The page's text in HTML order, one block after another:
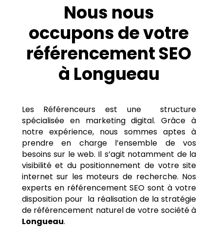
Nous nous
occupons de votre
référencement SEO
à Longueau
Les Référenceurs est une structure
spécialisée en marketing digital. Grâce à
notre expérience, nous sommes aptes à
prendre en charge l’ensemble de vos
besoins sur le web. Il s’agit notamment de la
visibilité et du positionnement de votre site
internet sur les moteurs de recherche. Nos
experts en référencement SEO sont à votre
disposition pour la réalisation de la stratégie
de référencement naturel de votre société à
Longueau.